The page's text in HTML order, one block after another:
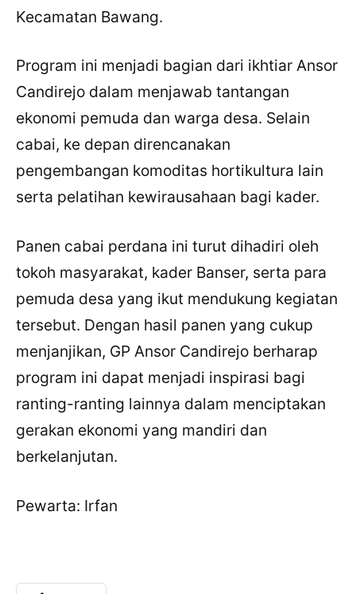
Kecamatan Bawang.
Program ini menjadi bagian dari ikhtiar Ansor
Candirejo dalam menjawab tantangan
ekonomi pemuda dan warga desa. Selain
cabai, ke depan direncanakan
pengembangan komoditas hortikultura lain
serta pelatihan kewirausahaan bagi kader.
Panen cabai perdana ini turut dihadiri oleh
tokoh masyarakat, kader Banser, serta para
pemuda desa yang ikut mendukung kegiatan
tersebut. Dengan hasil panen yang cukup
menjanjikan, GP Ansor Candirejo berharap
program ini dapat menjadi inspirasi bagi
ranting-ranting lainnya dalam menciptakan
gerakan ekonomi yang mandiri dan
berkelanjutan.
Pewarta: Irfan